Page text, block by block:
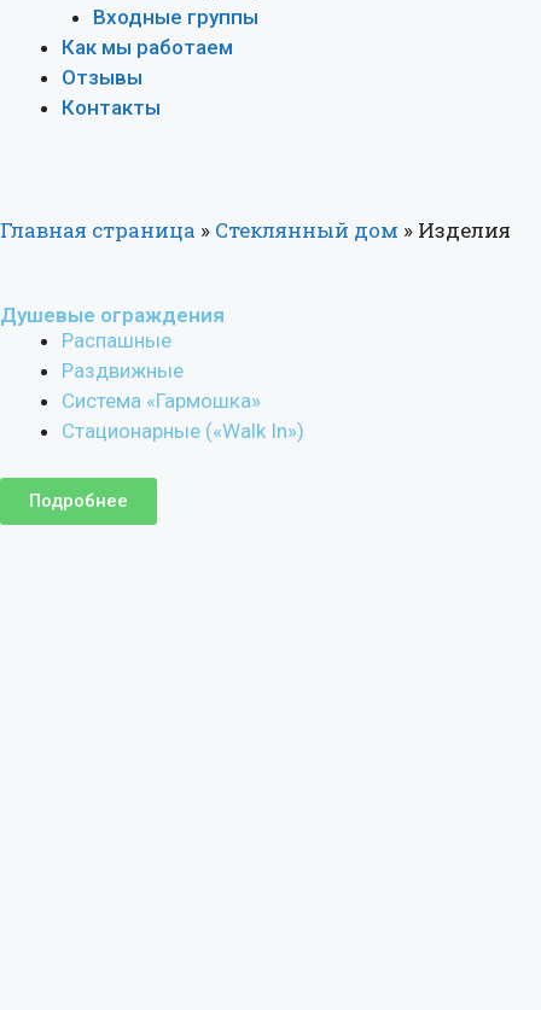
Входные группы
Как мы работаем
Отзывы
Контакты
Главная страница » Стеклянный дом » Изделия
Душевые ограждения
Распашные
Раздвижные
Система «Гармошка»
Стационарные («Walk In»)
Подробнее